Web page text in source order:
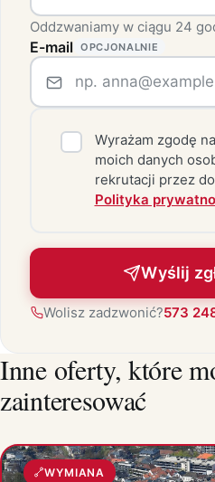
Oddzwaniamy w ciągu 24
E-mail OPCJONALNIE
Wyrażam zgodę
moich danych
rekrutacji przez
Polityka
Wyślij
Wolisz zadzwonić?573
Inne oferty, które
zainteresować
WYMIANA